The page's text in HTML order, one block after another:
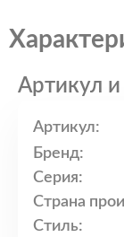
Артикул
Артикул:
Бренд:
Серия:
Страна
Стиль: